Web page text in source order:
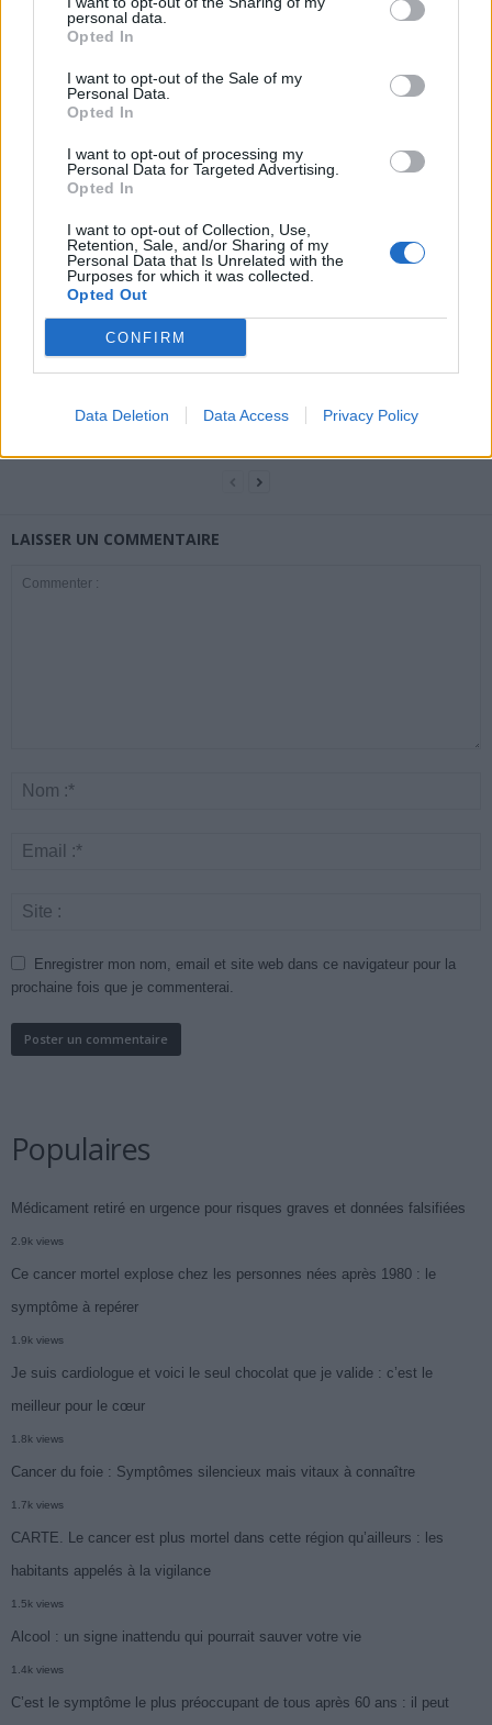
personal data.
Opted In
I want to opt-out of the Sale of my
Personal Data.
Opted In
I want to opt-out of processing my
Personal Data for Targeted Advertising.
Opted In
I want to opt-out of Collection, Use,
Retention, Sale, and/or Sharing of my
Personal Data that Is Unrelated with the
Purposes for which it was collected.
Opted Out
CONFIRM
Data Deletion Data Access Privacy Policy
doubler le risque d’AVC
ARTICLES CONNEXES PLUS DE L'AUTEUR
essentiels des
Éclipse du 12 août :
attention à la pénurie de
révolutionnaire pour
LAISSER UN COMMENTAIRE
Enregistrer mon nom, email et site web dans ce navigateur pour la
prochaine fois que je commenterai.
Populaires
Médicament retiré en urgence pour risques graves et données falsifiées
2.9k views
Ce cancer mortel explose chez les personnes nées après 1980 : le
symptôme à repérer
1.9k views
Je suis cardiologue et voici le seul chocolat que je valide : c’est le
meilleur pour le cœur
1.8k views
Cancer du foie : Symptômes silencieux mais vitaux à connaître
1.7k views
CARTE. Le cancer est plus mortel dans cette région qu’ailleurs : les
habitants appelés à la vigilance
1.5k views
Alcool : un signe inattendu qui pourrait sauver votre vie
1.4k views
C’est le symptôme le plus préoccupant de tous après 60 ans : il peut